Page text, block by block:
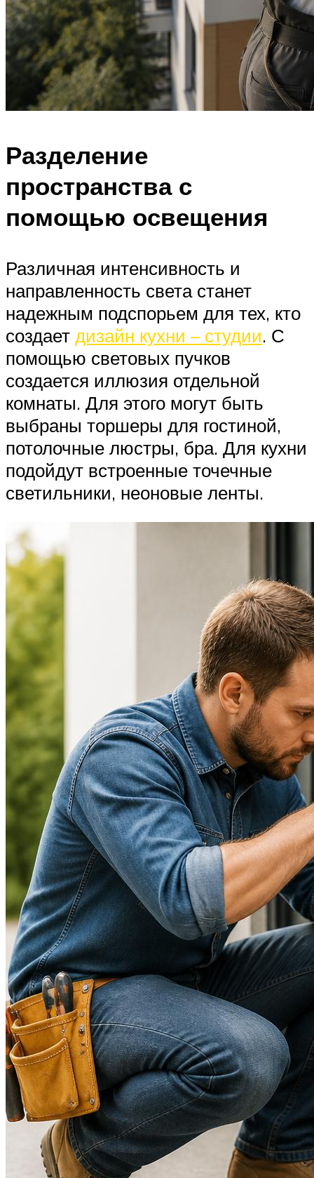
Разделение
пространства с
помощью освещения
Различная интенсивность и
направленность света станет
надежным подспорьем для тех, кто
создает дизайн кухни – студии. С
помощью световых пучков
создается иллюзия отдельной
комнаты. Для этого могут быть
выбраны торшеры для гостиной,
потолочные люстры, бра. Для кухни
подойдут встроенные точечные
светильники, неоновые ленты.